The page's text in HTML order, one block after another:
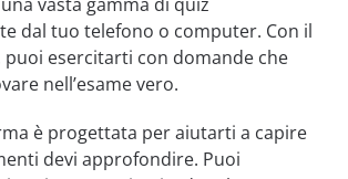
dal tuo telefono o computer. Con il
esercitarti con domande che
nell’esame vero.
è progettata per aiutarti a capire
devi approfondire. Puoi